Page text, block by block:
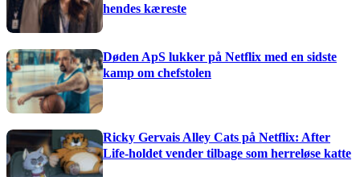
hendes kæreste
Døden ApS lukker på Netflix med en sidste
kamp om chefstolen
Ricky Gervais Alley Cats på Netflix: After
Life-holdet vender tilbage som herreløse katte